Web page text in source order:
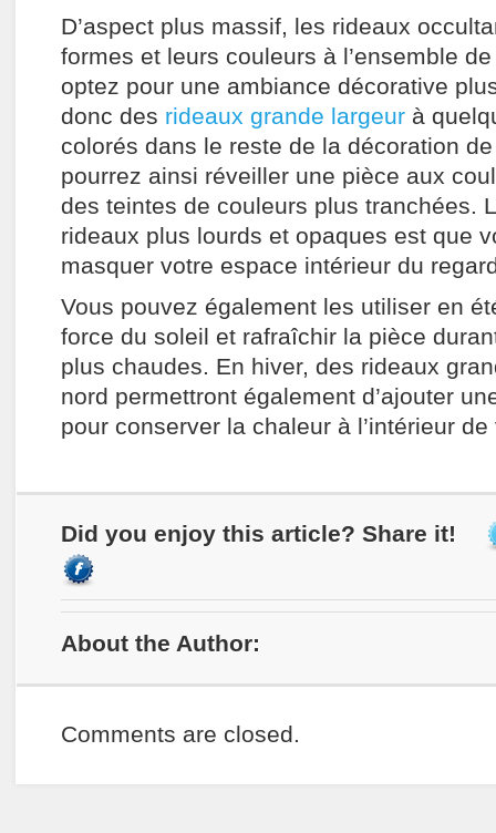
D’aspect plus massif, les rideaux
formes et leurs couleurs à l’ensemble
optez pour une ambiance décorative
donc des rideaux grande largeur à
colorés dans le reste de la décoration
pourrez ainsi réveiller une pièce aux
des teintes de couleurs plus tranchées.
rideaux plus lourds et opaques est que
masquer votre espace intérieur du
Vous pouvez également les utiliser en
force du soleil et rafraîchir la pièce
plus chaudes. En hiver, des rideaux
nord permettront également d’ajouter
pour conserver la chaleur à l’intérieur
Did you enjoy this article? Share it!
About the Author:
Comments are closed.